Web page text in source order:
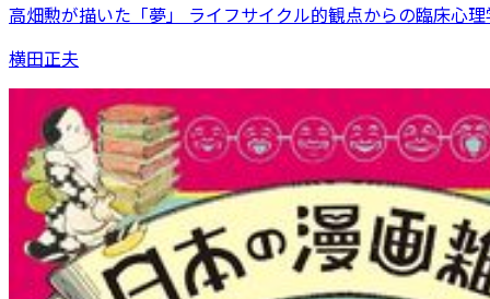
高畑勲が描いた「夢」 ライフサイクル的観点からの臨床心
横田正夫